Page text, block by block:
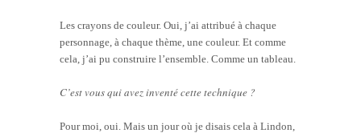
Les crayons de couleur. Oui, j’ai attribué à chaque
personnage, à chaque thème, une couleur. Et comme
cela, j’ai pu construire l’ensemble. Comme un tableau.
C’est vous qui avez inventé cette technique ?
Pour moi, oui. Mais un jour où je disais cela à Lindon,